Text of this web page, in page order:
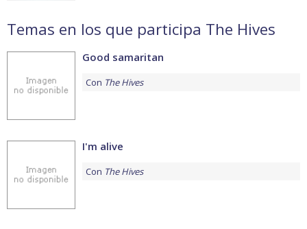
Temas en los que participa The Hives
Good samaritan
Con The Hives
I'm alive
Con The Hives